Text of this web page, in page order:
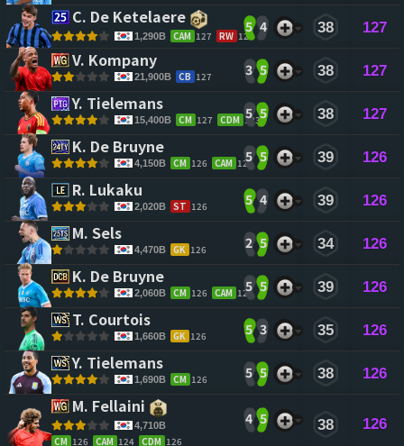
C. De Ketelaere
1,290B CAM 127 RW 126
5 4 38 127
V. Kompany
21,900B CB 127 3 5 38 127
Y. Tielemans
15,400B CM 127 CDM 123
5 5 38 127
K. De Bruyne
4,150B CM 126 CAM 126
5 5 39 126
R. Lukaku
2,020B ST 126 5 4 39 126
M. Sels
4,470B GK 126 2 5 34 126
K. De Bruyne
2,060B CM 126 CAM 126
5 5 39 126
T. Courtois
1,660B GK 126 5 3 35 126
Y. Tielemans
1,690B CM 126 5 5 38 126
M. Fellaini
4,710B
CM 126 CAM 124 CDM 126
4 5 38 126